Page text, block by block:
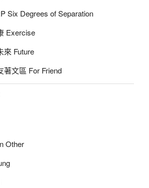
Six Degrees of Separation
Exercise
Future
著文區 For Friend
Other